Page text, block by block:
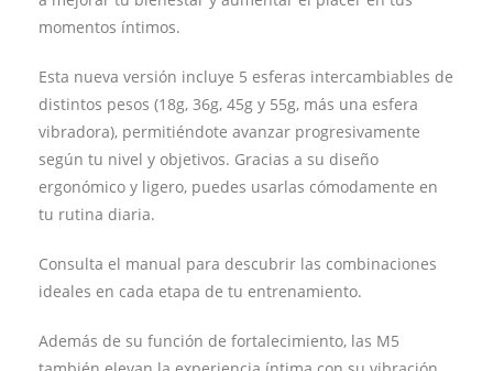
momentos íntimos.
Esta nueva versión incluye 5 esferas intercambiables de
distintos pesos (18g, 36g, 45g y 55g, más una esfera
vibradora), permitiéndote avanzar progresivamente
según tu nivel y objetivos. Gracias a su diseño
ergonómico y ligero, puedes usarlas cómodamente en
tu rutina diaria.
Consulta el manual para descubrir las combinaciones
ideales en cada etapa de tu entrenamiento.
Además de su función de fortalecimiento, las M5